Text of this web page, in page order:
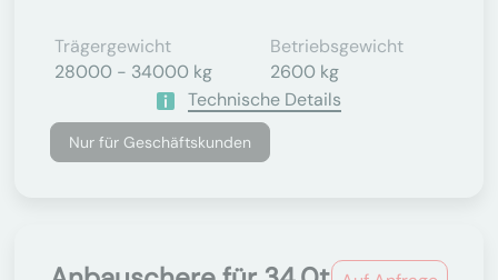
Trägergewicht
28000 - 34000 kg
Betriebsgewicht
2600 kg
Technische Details
Nur für Geschäftskunden